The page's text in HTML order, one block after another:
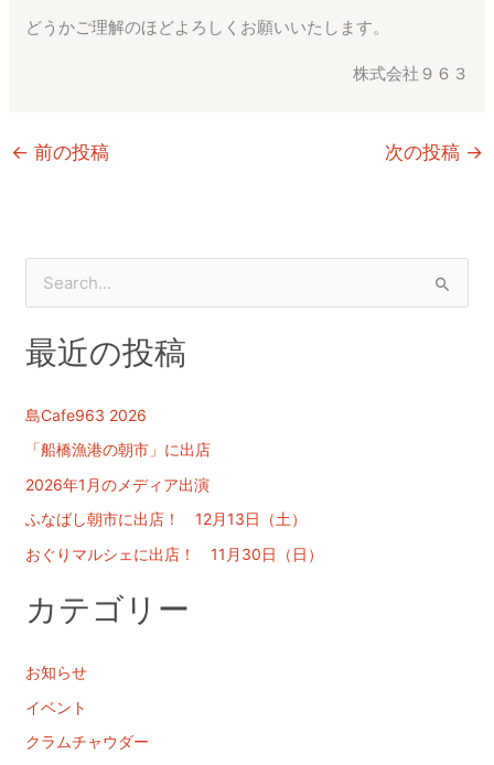
どうかご理解のほどよろしくお願いいたします。
株式会社９６３
← 前の投稿 次の投稿 →
対
:
最近の投稿
島Cafe963 2026
「船橋漁港の朝市」に出店
2026年1月のメディア出演
ふなばし朝市に出店！ 12月13日（土）
おぐりマルシェに出店！ 11月30日（日）
カテゴリー
お知らせ
イベント
クラムチャウダー